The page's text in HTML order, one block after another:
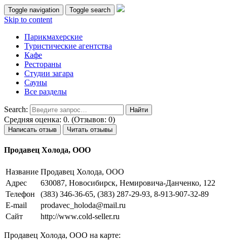
Toggle navigation Toggle search
Skip to content
Парикмахерские
Туристические агентства
Кафе
Рестораны
Студии загара
Сауны
Все разделы
Search:
Средняя оценка: 0. (Отзывов: 0)
Написать отзыв Читать отзывы
Продавец Холода, ООО
Название Продавец Холода, ООО
Адрес
630087, Новосибирск, Немировича-Данченко, 122
Телефон
(383) 346-36-65, (383) 287-29-93, 8-913-907-32-89
E-mail
prodavec_holoda@mail.ru
Сайт
http://www.cold-seller.ru
Продавец Холода, ООО на карте: